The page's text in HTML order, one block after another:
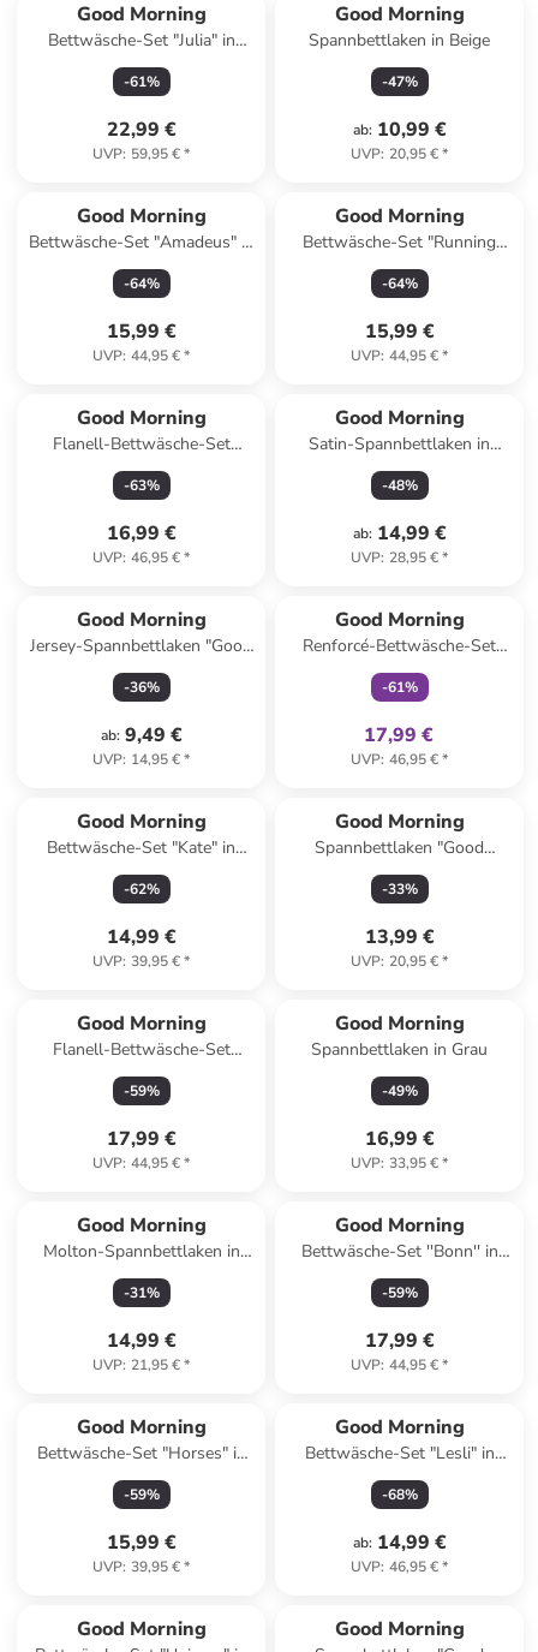
Good Morning
Bettwäsche-Set "Julia" in
Hellgrau/ Blau/ Rosa
-61%
22,99 €
UVP: 59,95 €*
Good Morning
Spannbettlaken in Beige
-47%
ab: 10,99 €
UVP: 20,95 €*
Good Morning
Bettwäsche-Set "Amadeus" in
Lila/ Rosa
-64%
15,99 €
UVP: 44,95 €*
Good Morning
Bettwäsche-Set "Running
horse" in Grün/ Braun
-64%
15,99 €
UVP: 44,95 €*
Good Morning
Flanell-Bettwäsche-Set
"Scarlet" in Hellblau
-63%
16,99 €
UVP: 46,95 €*
Good Morning
Satin-Spannbettlaken in
Altrosa
-48%
ab: 14,99 €
UVP: 28,95 €*
Good Morning
Jersey-Spannbettlaken "Good
Morning" in Blau
-36%
ab: 9,49 €
UVP: 14,95 €*
Good Morning
Renforcé-Bettwäsche-Set
"Tiger" in Gelb/ Hellbraun
-61%
17,99 €
UVP: 46,95 €*
Good Morning
Bettwäsche-Set "Kate" in
Bunt
-62%
14,99 €
UVP: 39,95 €*
Good Morning
Spannbettlaken "Good
Morning" in Blau
-33%
13,99 €
UVP: 20,95 €*
Good Morning
Flanell-Bettwäsche-Set
"Ladida" in Rosa
-59%
17,99 €
UVP: 44,95 €*
Good Morning
Spannbettlaken in Grau
-49%
16,99 €
UVP: 33,95 €*
Good Morning
Molton-Spannbettlaken in
Weiß
-31%
14,99 €
UVP: 21,95 €*
Good Morning
Bettwäsche-Set ''Bonn'' in
Schwarz/ Hellbraun
-59%
17,99 €
UVP: 44,95 €*
Good Morning
Bettwäsche-Set "Horses" in
Rosa/ Bunt
-59%
15,99 €
UVP: 39,95 €*
Good Morning
Bettwäsche-Set "Lesli" in
Grün
-68%
ab: 14,99 €
UVP: 46,95 €*
Good Morning Good Morning